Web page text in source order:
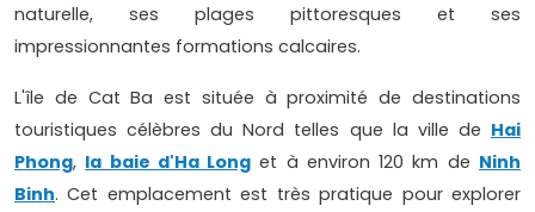
naturelle, ses plages pittoresques et ses
impressionnantes formations calcaires.
L'île de Cat Ba est située à proximité de destinations
touristiques célèbres du Nord telles que la ville de Hai
Phong, la baie d'Ha Long et à environ 120 km de Ninh
Binh. Cet emplacement est très pratique pour explorer